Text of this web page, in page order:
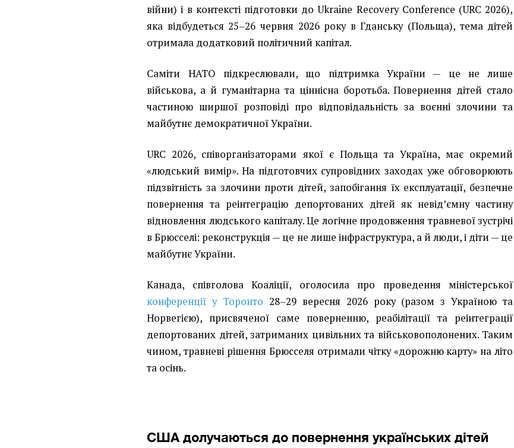
війни) і в контексті підготовки до Ukraine Recovery Conference (URC 2026),
яка відбудеться 25–26 червня 2026 року в Гданську (Польща), тема дітей
отримала додатковий політичний капітал.
Саміти НАТО підкреслювали, що підтримка України — це не лише
військова, а й гуманітарна та ціннісна боротьба. Повернення дітей стало
частиною ширшої розповіді про відповідальність за воєнні злочини та
майбутнє демократичної України.
URC 2026, співорганізаторами якої є Польща та Україна, має окремий
«людський вимір». На підготовчих супровідних заходах уже обговорюють
підзвітність за злочини проти дітей, запобігання їх експлуатації, безпечне
повернення та реінтеграцію депортованих дітей як невід’ємну частину
відновлення людського капіталу. Це логічне продовження травневої зустрічі
в Брюсселі: реконструкція — це не лише інфраструктура, а й люди, і діти — це
майбутнє України.
Канада, співголова Коаліції, оголосила про проведення міністерської
конференції у Торонто 28–29 вересня 2026 року (разом з Україною та
Норвегією), присвяченої саме поверненню, реабілітації та реінтеграції
депортованих дітей, затриманих цивільних та військовополонених. Таким
чином, травневі рішення Брюсселя отримали чітку «дорожню карту» на літо
та осінь.
США долучаються до повернення українських дітей